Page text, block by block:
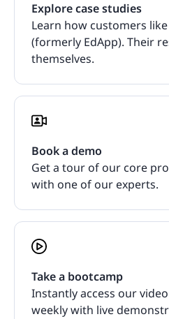
Explore case studies
Learn how customers
(formerly EdApp). Their
themselves.
Book a demo
Get a tour of our core
with one of our experts.
Take a bootcamp
Instantly access our
weekly with live